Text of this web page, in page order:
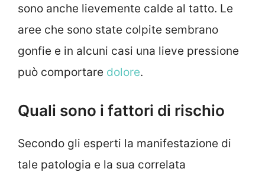
sono anche lievemente calde al tatto. Le
aree che sono state colpite sembrano
gonfie e in alcuni casi una lieve pressione
può comportare dolore.
Quali sono i fattori di rischio
Secondo gli esperti la manifestazione di
tale patologia e la sua correlata